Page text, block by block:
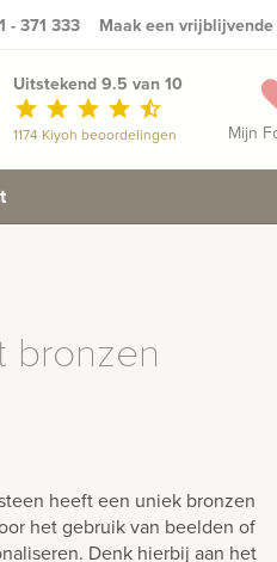
- 371 333 Maak een
Mijn
Uitstekend 9.5 van 10
star star star star star_half
1174 Kiyoh beoordelingen
bronzen
heeft een uniek bronzen
het gebruik van beelden of
Denk hierbij aan het